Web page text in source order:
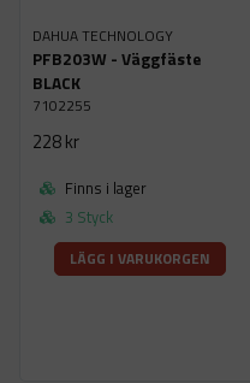
DAHUA TECHNOLOGY
PFB203W - Väggfäste
BLACK
7102255
228 kr
Finns i lager
3 Styck
LÄGG I VARUKORGEN